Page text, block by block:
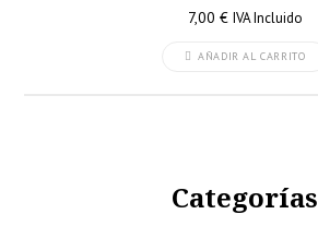
7,00 € IVA Incluido
AÑADIR AL CARRITO
Categorías